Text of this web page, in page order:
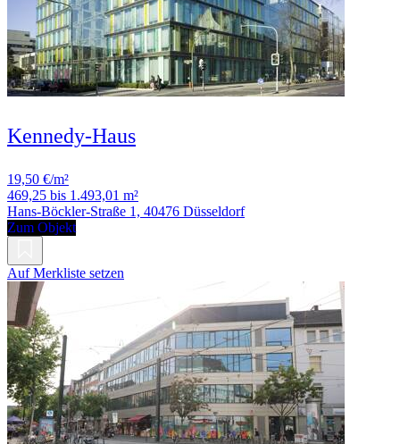
Kennedy-Haus
19,50 €/m²
469,25 bis 1.493,01 m²
Hans-Böckler-Straße 1, 40476 Düsseldorf
Zum Objekt
Auf Merkliste setzen